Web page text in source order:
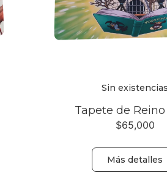
Sin existencias
Tapete de Reino
$65,000
Más detalles